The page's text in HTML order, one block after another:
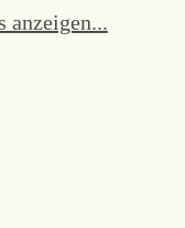
anzeigen...